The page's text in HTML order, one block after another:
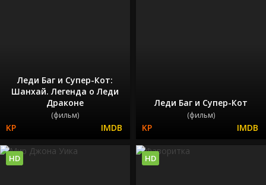
Леди Баг и Супер-Кот:
Шанхай. Легенда о Леди
Драконе
(фильм)
Леди Баг и Супер-Кот
(фильм)
HD HD